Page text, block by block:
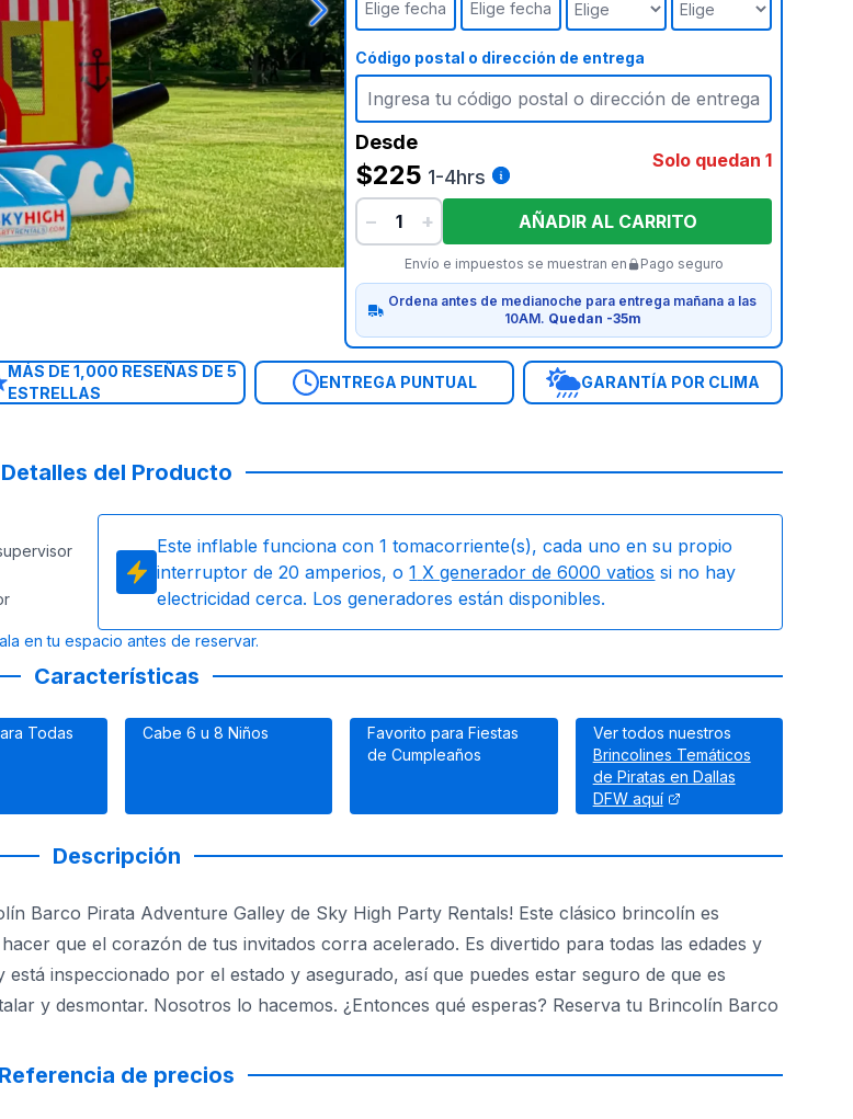
Elige fecha
Elige fecha
Código postal o dirección de entrega
Desde
$225 1-4hrs
Solo quedan 1
− + AÑADIR AL CARRITO
Envío e impuestos se muestran en Pago seguro
Ordena antes de medianoche para entrega mañana a las
10AM. Quedan -35m
MÁS DE 1,000 RESEÑAS DE 5
ESTRELLAS
ENTREGA PUNTUAL GARANTÍA POR CLIMA
Detalles del Producto
Este inflable funciona con 1 tomacorriente(s), cada uno en su propio
interruptor de 20 amperios, o 1 X generador de 6000 vatios si no hay
electricidad cerca. Los generadores están disponibles.
en tu espacio antes de reservar.
Características
Todas
Cabe 6 u 8 Niños
Favorito para Fiestas
de Cumpleaños
Ver todos nuestros
Brincolines Temáticos
de Piratas en Dallas
DFW aquí
Descripción
Barco Pirata Adventure Galley de Sky High Party Rentals! Este clásico brincolín es
que el corazón de tus invitados corra acelerado. Es divertido para todas las edades y
inspeccionado por el estado y asegurado, así que puedes estar seguro de que es
y desmontar. Nosotros lo hacemos. ¿Entonces qué esperas? Reserva tu Brincolín Barco
Referencia de precios